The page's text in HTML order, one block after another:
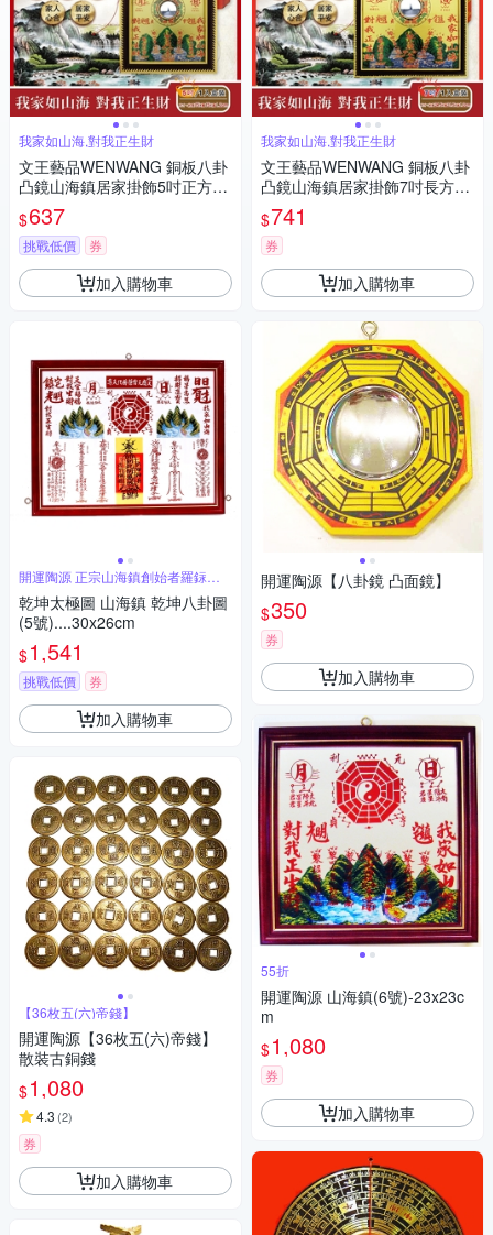
我家如山海,對我正生財
文王藝品WENWANG 銅板八卦
凸鏡山海鎮居家掛飾5吋正方形
1組
$637
挑戰低價 券
加入購物車
開運陶源 正宗山海鎮創始者羅銢淯
製作
乾坤太極圖 山海鎮 乾坤八卦圖
(5號)....30x26cm
$1,541
挑戰低價 券
加入購物車
【36枚五(六)帝錢】
開運陶源【36枚五(六)帝錢】
散裝古銅錢
$1,080
4.3 (2)
券
加入購物車
我家如山海,對我正生財
文王藝品WENWANG 銅板八卦
凸鏡山海鎮居家掛飾7吋長方形
1組
$741
券
加入購物車
開運陶源【八卦鏡 凸面鏡】
$350
券
加入購物車
55折
開運陶源 山海鎮(6號)-23x23c
m
$1,080
券
加入購物車